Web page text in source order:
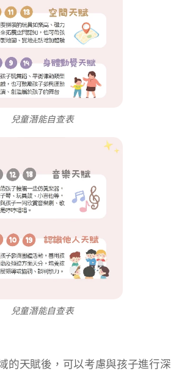
兒童潛能自查表
兒童潛能自查表
的天賦後，可以考慮與孩子進行深